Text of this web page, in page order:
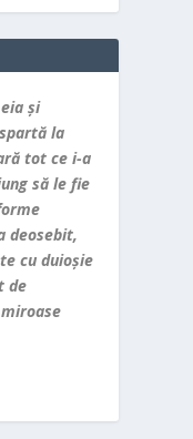
şi
la
tot ce i-a
să le fie
deosebit,
cu duioşie
de